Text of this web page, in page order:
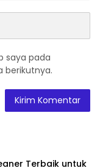
saya pada
berikutnya.
Terbaik untuk